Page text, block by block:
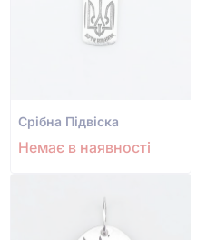
Срiбна Підвіска
Немає в наявності